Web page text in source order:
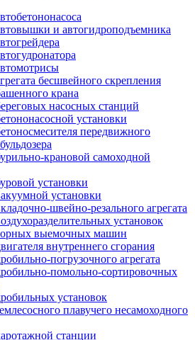
и автогидроподъемника
бесшвейного скрепления
крана
насосных станций
установки
передвижного
крановой самоходной
установки
установки
швейно-резального агрегата
установок
выемочных машин
внутреннего сгорания
погрузочного агрегата
помольно-сортировочных
установок
плавучего несамоходного
станции